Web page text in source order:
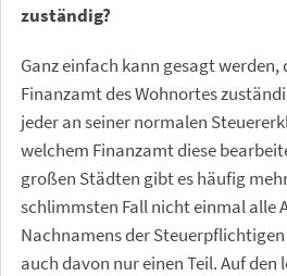
zuständig?
Ganz einfach kann gesagt werden,
Finanzamt des Wohnortes
jeder an seiner normalen
welchem Finanzamt diese
großen Städten gibt es häufig
schlimmsten Fall nicht einmal alle
Nachnamens der
auch davon nur einen Teil. Auf